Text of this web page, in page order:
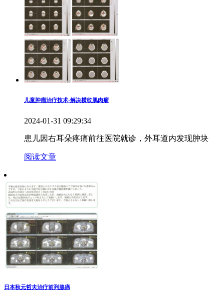
儿童肿瘤治疗技术-解决横纹肌肉瘤
2024-01-31 09:29:34
患儿因右耳朵疼痛前往医院就诊，外耳道内发现肿块
阅读文章
日本秋元哲夫治疗前列腺癌